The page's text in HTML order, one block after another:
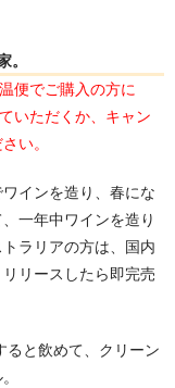
。
便でご購入の方に
いただくか、キャン
い。
インを造り、春にな
一年中ワインを造り
ラリアの方は、国内
リースしたら即完売
と飲めて、 クリーン